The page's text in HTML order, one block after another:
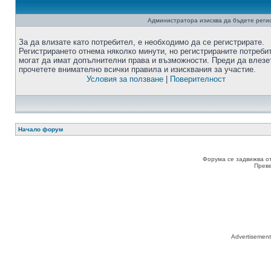
Администратора изисква да бъдете
За да влизате като потребител, е необходимо да се регистрирате.
Регистрирането отнема няколко минути, но регистрираните
могат да имат допълнителни права и възможности. Преди да
прочетете внимателно всички правила и изисквания за участие.
Условия за ползване| Поверителност
Начало форум
Форума се задвижва